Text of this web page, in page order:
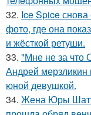
32. Ice Spice снова
фото, где она
и жёсткой ретуши.
33. "Мне не за что
Андрей мерзликин
юной девушкой.
34. Жена Юры